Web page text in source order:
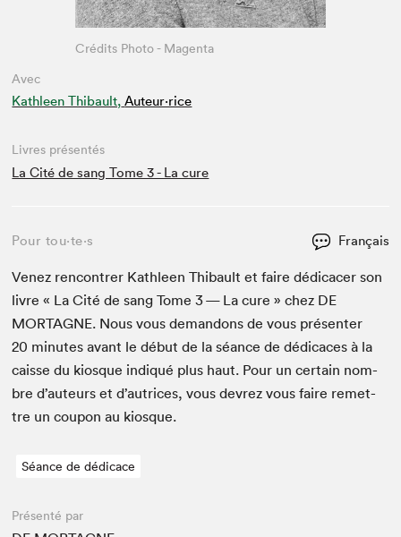
Avec
Kathleen Thibault, Auteur·rice
Crédits Photo - Magenta
Livres présentés
La Cité de sang Tome 3 - La cure
Pour tou⋅te⋅s Français
Venez ren­con­tr­er Kath­leen Thibault et faire dédi­cac­er son
livre « La Cité de sang Tome3— La cure » chez DE
MORTAGNE. Nous vous deman­dons de vous présen­ter
20 min­utes avant le début de la séance de dédi­caces à la
caisse du kiosque indiqué plus haut. Pour un cer­tain nom­
bre d’auteurs et d’autrices, vous devrez vous faire remet­
tre un coupon au kiosque.
Séance de dédicace
Présenté par